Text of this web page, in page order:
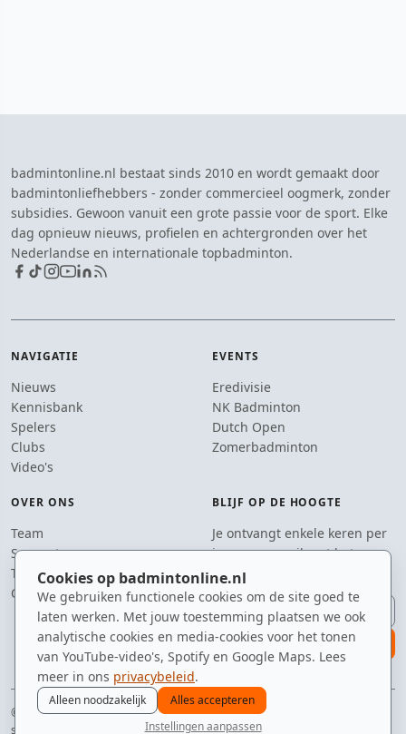
Cookies op badmintonline.nl
We gebruiken functionele cookies om de site goed te
laten werken. Met jouw toestemming plaatsen we ook
analytische cookies en media-cookies voor het tonen
van YouTube-video's, Spotify en Google Maps. Lees
meer in ons privacybeleid.
Alleen noodzakelijk
Alles accepteren
Instellingen aanpassen
badmintonline.nl bestaat sinds 2010 en wordt gemaakt door
badmintonliefhebbers - zonder commercieel oogmerk, zonder
subsidies. Gewoon vanuit een grote passie voor de sport. Elke
dag opnieuw nieuws, profielen en achtergronden over het
Nederlandse en internationale topbadminton.
NAVIGATIE
Nieuws
Kennisbank
Spelers
Clubs
Video's
EVENTS
Eredivisie
NK Badminton
Dutch Open
Zomerbadminton
OVER ONS
Team
Supporters
Tip de redactie
Contact
BLIJF OP DE HOOGTE
Je ontvangt enkele keren per
jaar een e-mail met het
laatste badmintonnieuws.
E-mailadres
aanmelden
© 2010–2026 badmintonline.nl · al 15+ jaar de constante factor in je
sporttas